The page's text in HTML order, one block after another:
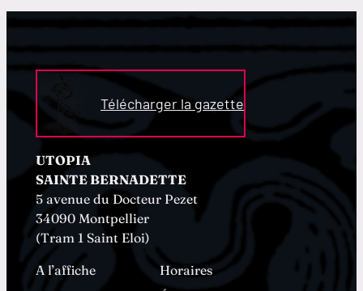
Télécharger la gazette
UTOPIA
SAINTE BERNADETTE
5 avenue du Docteur Pezet
34090 Montpellier
(Tram 1 Saint Eloi)
A l’affiche
Horaires